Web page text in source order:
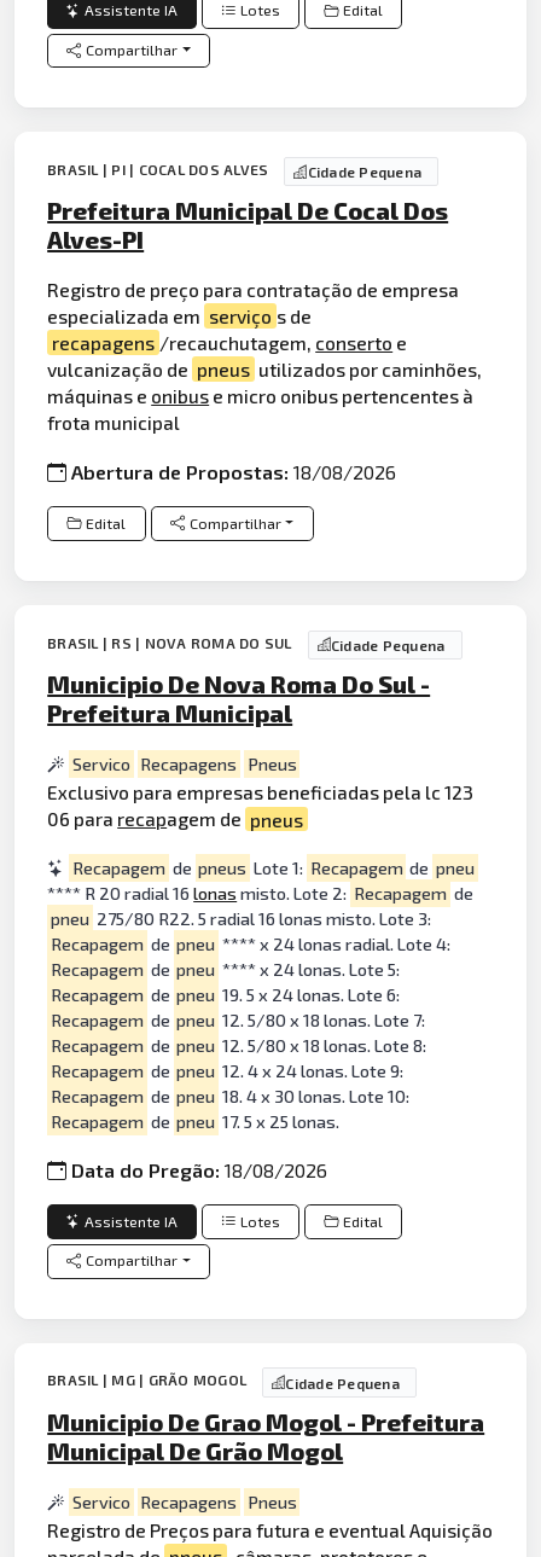
Assistente IA Lotes Edital
Compartilhar
BRASIL | PI | COCAL DOS ALVES Cidade Pequena
Prefeitura Municipal De Cocal Dos
Alves-PI
Registro de preço para contratação de empresa
especializada em serviço s de
recapagens /recauchutagem, conserto e
vulcanização de pneus utilizados por caminhões,
máquinas e onibus e micro onibus pertencentes à
frota municipal
Abertura de Propostas:18/08/2026
Edital Compartilhar
BRASIL | RS | NOVA ROMA DO SUL Cidade Pequena
Municipio De Nova Roma Do Sul -
Prefeitura Municipal
Servico Recapagens Pneus
Exclusivo para empresas beneficiadas pela lc 123
06 para recapagem de pneus
Recapagem de pneus Lote 1: Recapagem de pneu
**** R 20 radial 16lonas misto. Lote 2: Recapagem de
pneu 275/80 R22. 5 radial 16 lonas misto. Lote 3:
Recapagem de pneu **** x 24 lonas radial. Lote 4:
Recapagem de pneu **** x 24 lonas. Lote 5:
Recapagem de pneu 19. 5 x 24 lonas. Lote 6:
Recapagem de pneu 12. 5/80 x 18 lonas. Lote 7:
Recapagem de pneu 12. 5/80 x 18 lonas. Lote 8:
Recapagem de pneu 12. 4 x 24 lonas. Lote 9:
Recapagem de pneu 18. 4 x 30 lonas. Lote 10:
Recapagem de pneu 17. 5 x 25 lonas.
Data do Pregão:18/08/2026
Assistente IA Lotes Edital
Compartilhar
BRASIL | MG | GRÃO MOGOL Cidade Pequena
Municipio De Grao Mogol - Prefeitura
Municipal De Grão Mogol
Servico Recapagens Pneus
Registro de Preços para futura e eventual Aquisição